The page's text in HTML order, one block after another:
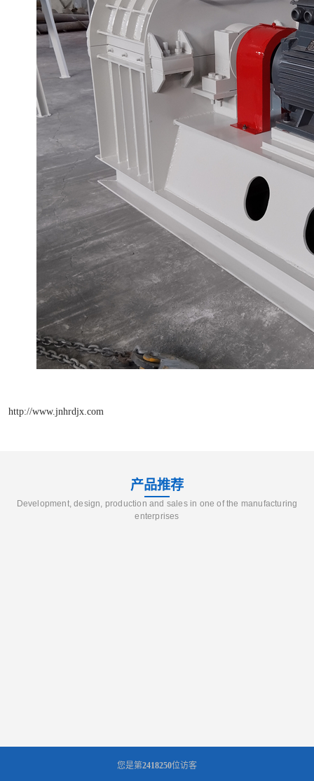
http://www.jnhrdjx.com
产品推荐
Development, design, production and sales in one of the manufacturing
enterprises
您是第2418250位访客